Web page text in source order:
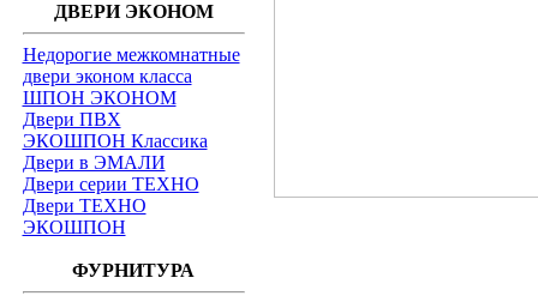
ДВЕРИ ЭКОНОМ
Недорогие межкомнатные
двери эконом класса
ШПОН ЭКОНОМ
Двери ПВХ
ЭКОШПОН Классика
Двери в ЭМАЛИ
Двери серии ТЕХНО
Двери ТЕХНО
ЭКОШПОН
ФУРНИТУРА